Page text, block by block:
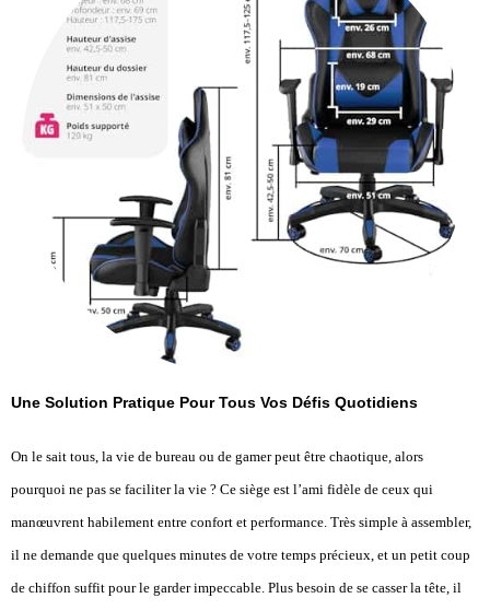
Une Solution Pratique Pour Tous Vos Défis Quotidiens
On le sait tous, la vie de bureau ou de gamer peut être chaotique, alors
pourquoi ne pas se faciliter la vie ? Ce siège est l’ami fidèle de ceux qui
manœuvrent habilement entre confort et performance. Très simple à assembler,
il ne demande que quelques minutes de votre temps précieux, et un petit coup
de chiffon suffit pour le garder impeccable. Plus besoin de se casser la tête, il